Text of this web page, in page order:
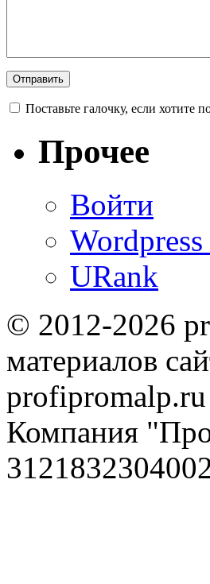
Поставьте галочку, если хотите
Прочее
Войти
URank
© 2012-2026
материалов
profipromalp.ru
Компания